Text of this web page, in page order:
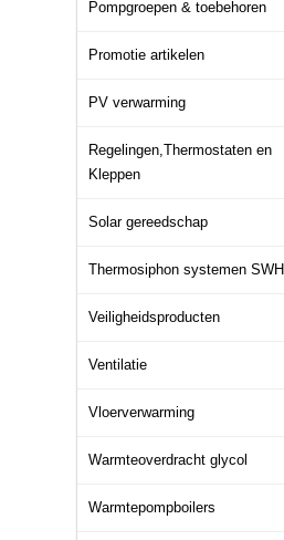
Pompgroepen & toebehoren
Promotie artikelen
PV verwarming
Regelingen,Thermostaten en
Kleppen
Solar gereedschap
Thermosiphon systemen SWH
Veiligheidsproducten
Ventilatie
Vloerverwarming
Warmteoverdracht glycol
Warmtepompboilers